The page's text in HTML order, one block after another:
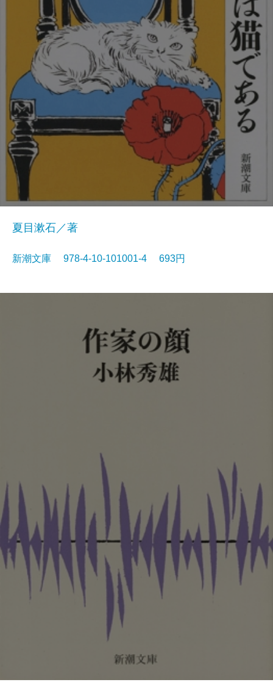
夏目漱石／著
新潮文庫 978-4-10-101001-4 693円